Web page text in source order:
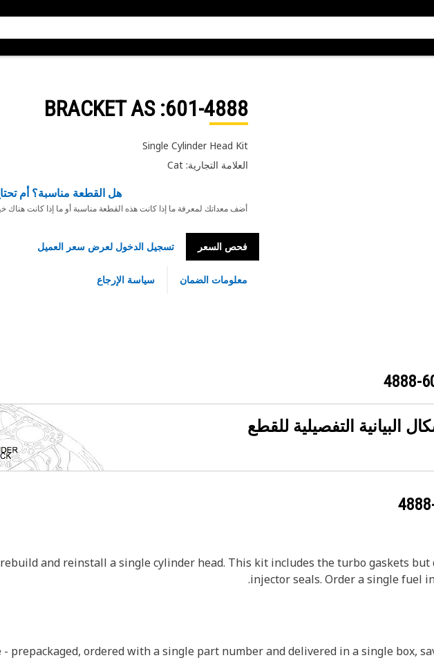
601-4888
: BRACKET AS
Single Cylinder Head Kit
العلامة التجارية: Cat
هل القطعة مناسبة؟ أم
أضف معداتك لمعرفة ما إذا كانت هذه القطعة مناسبة أو ما إذا كانت هناك
فحص السعر تسجيل الدخول لعرض سعر العميل
معلومات الضمان سياسة الإرجاع
البيانية التفصيلية للقطع
and reinstall a single cylinder head. This kit includes the turbo gaskets
injector seals. Order a single fuel
prepackaged, ordered with a single part number and delivered in a single box,